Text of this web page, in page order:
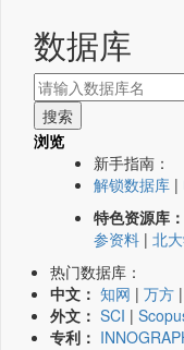
数据库
浏览
新手指南：
解锁数据库 |
特色资源库：
参资料 | 北
热门数据库：
中文： 知网 | 万方 |
外文： SCI |
专利：